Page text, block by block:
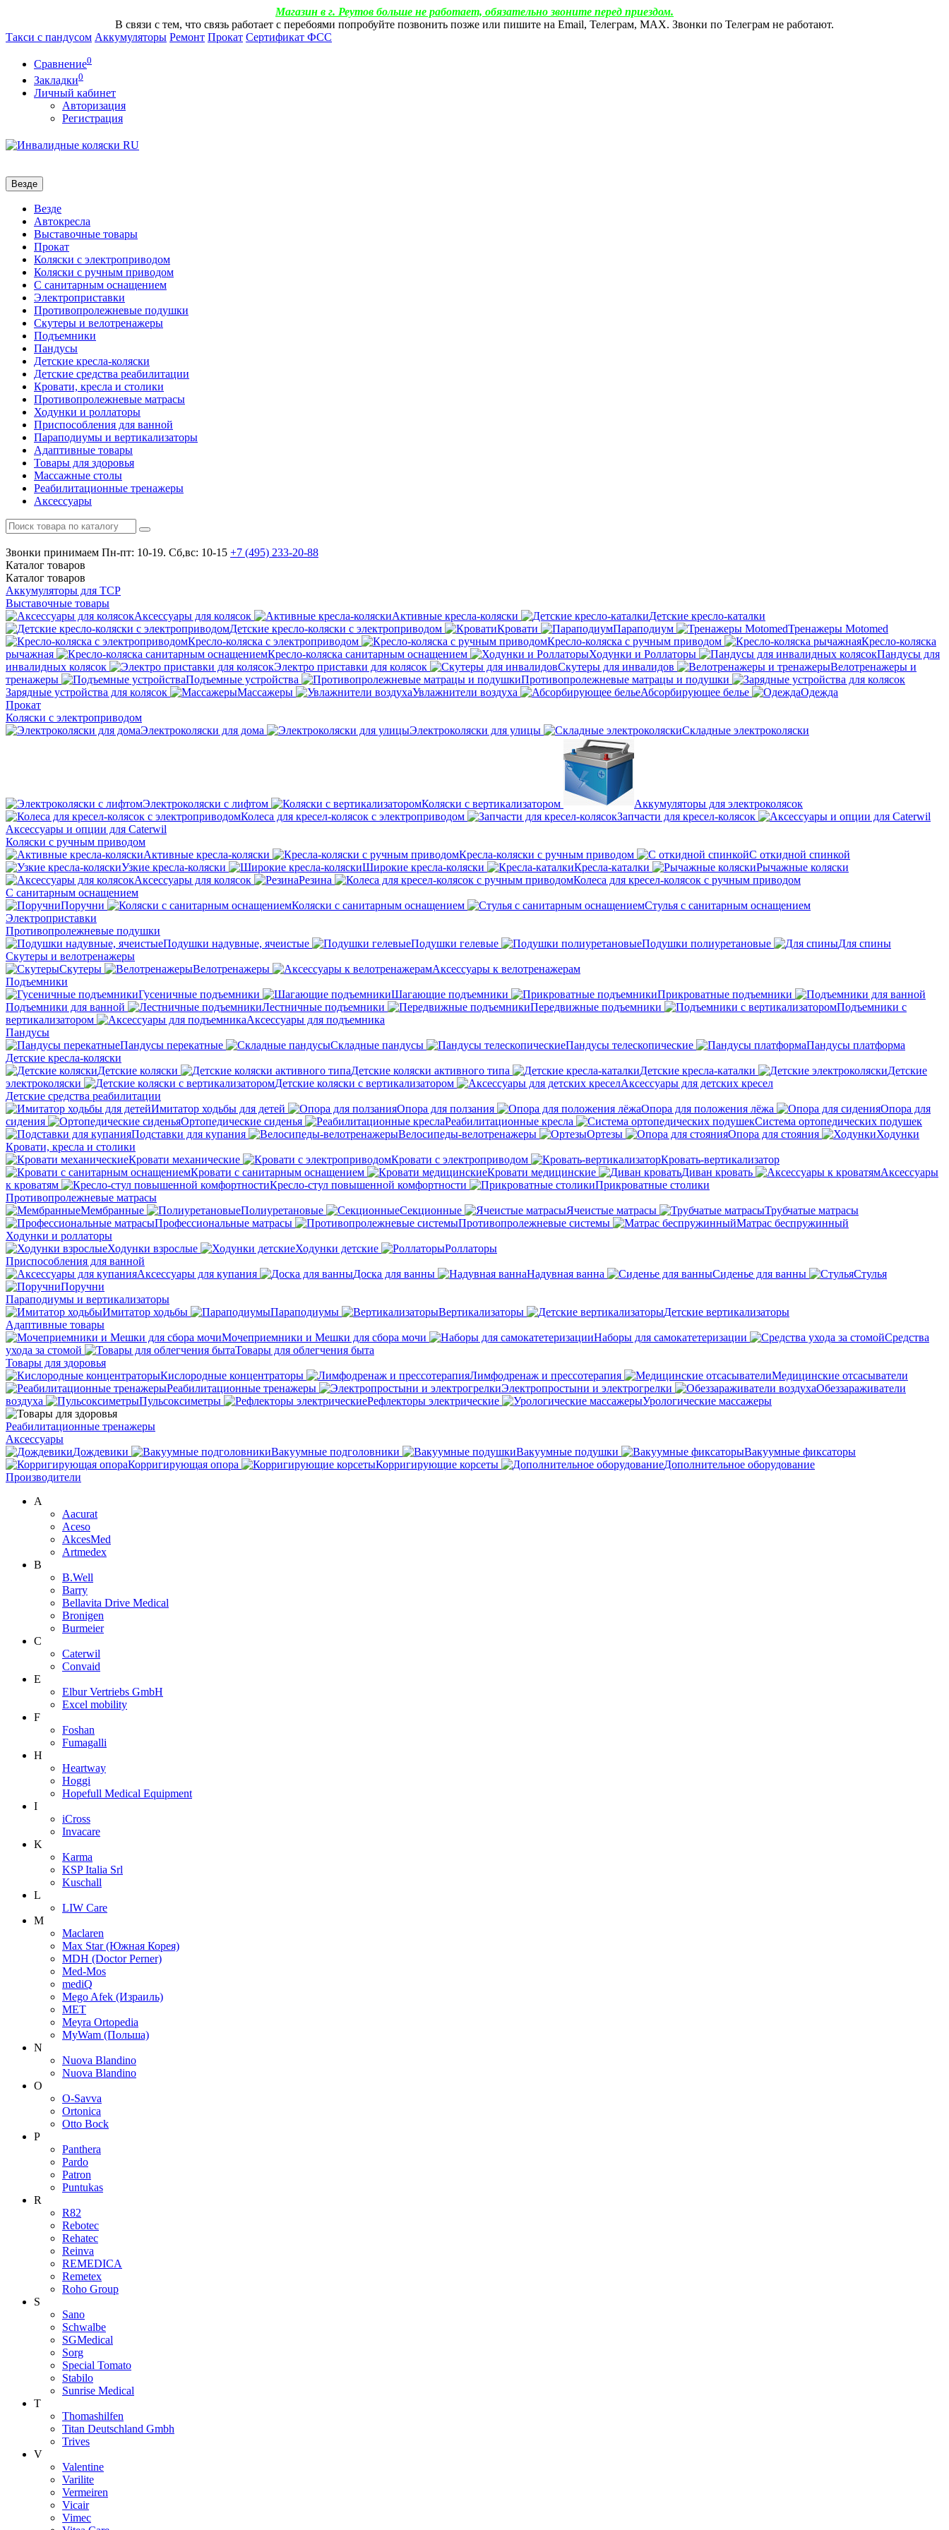
Магазин в г. Реутов больше не работает, обязательно звоните перед приездом.
В связи с тем, что связь работает с перебоями попробуйте позвонить позже или пишите на Email, Телеграм, МАХ. Звонки по Телеграм не работают.
Такси с пандусом Аккумуляторы Ремонт Прокат Сертификат ФСС
Сравнение0
Закладки0
Личный кабинет
Авторизация
Регистрация
Везде
Везде
Автокресла
Выставочные товары
Прокат
Коляски с электроприводом
Коляски с ручным приводом
С санитарным оснащением
Электроприставки
Противопролежневые подушки
Скутеры и велотренажеры
Подъемники
Пандусы
Детские кресла-коляски
Детские средства реабилитации
Кровати, кресла и столики
Противопролежневые матрасы
Ходунки и роллаторы
Приспособления для ванной
Параподиумы и вертикализаторы
Адаптивные товары
Товары для здоровья
Массажные столы
Реабилитационные тренажеры
Аксессуары
Звонки принимаем Пн-пт: 10-19. Сб,вс: 10-15 +7 (495) 233-20-88
Каталог товаров
Каталог товаров
Аккумуляторы для ТСР
Выставочные товары
Аксессуары для колясок
Активные кресла-коляски
Детские кресло-каталки
Детские кресло-коляски с электроприводом
Кровати Параподиум
Тренажеры Motomed
Кресло-коляска с электроприводом
Кресло-коляска с ручным приводом
Кресло-коляска
рычажная
Кресло-коляска санитарным оснащением Ходунки и Роллаторы
Пандусы для
инвалидных колясок
Электро приставки для колясок Скутеры для инвалидов
Велотренажеры и
тренажеры
Подъемные устройства
Противопролежневые матрацы и подушки
Зарядные устройства для колясок
Массажеры Увлажнители воздуха Абсорбирующее белье
Одежда
Прокат
Коляски с электроприводом
Электроколяски для дома
Электроколяски для улицы Складные электроколяски
Электроколяски с лифтом Коляски с вертикализатором
Аккумуляторы для электроколясок
Колеса для кресел-колясок с электроприводом
Запчасти для кресел-колясок
Аксессуары и опции для Caterwil
Коляски с ручным приводом
Активные кресла-коляски
Кресла-коляски с ручным приводом
С откидной спинкой
Узкие кресла-коляски
Широкие кресла-коляски Кресла-каталки
Рычажные коляски
Аксессуары для колясок
Резина
Колеса для кресел-колясок с ручным приводом
С санитарным оснащением
Поручни
Коляски с санитарным оснащением
Стулья с санитарным оснащением
Электроприставки
Противопролежневые подушки
Подушки надувные, ячеистые
Подушки гелевые Подушки полиуретановые
Для спины
Скутеры и велотренажеры
Скутеры
Велотренажеры
Аксессуары к велотренажерам
Подъемники
Гусеничные подъемники
Шагающие подъемники
Прикроватные подъемники
Подъемники для ванной
Лестничные подъемники Передвижные подъемники
Подъемники с
вертикализатором
Аксессуары для подъемника
Пандусы
Пандусы перекатные
Складные пандусы Пандусы телескопические
Пандусы платформа
Детские кресла-коляски
Детские коляски
Детские коляски активного типа Детские кресла-каталки
Детские
электроколяски
Детские коляски с вертикализатором
Аксессуары для детских кресел
Детские средства реабилитации
Имитатор ходьбы для детей
Опора для ползания Опора для положения лёжа
Опора для
сидения
Ортопедические сиденья Реабилитационные кресла
Система ортопедических подушек
Подставки для купания
Велосипеды-велотренажеры Ортезы Опора для стояния
Ходунки
Кровати, кресла и столики
Кровати механические
Кровати с электроприводом
Кровать-вертикализатор
Кровати с санитарным оснащением
Кровати медицинские Диван кровать
Аксессуары
к кроватям
Кресло-стул повышенной комфортности
Прикроватные столики
Противопролежневые матрасы
Мембранные
Полиуретановые Секционные Ячеистые матрасы
Трубчатые матрасы
Профессиональные матрасы
Противопролежневые системы
Матрас беспружинный
Ходунки и роллаторы
Ходунки взрослые
Ходунки детские
Роллаторы
Приспособления для ванной
Аксессуары для купания
Доска для ванны Надувная ванна Сиденье для ванны
Стулья
Поручни
Параподиумы и вертикализаторы
Имитатор ходьбы
Параподиумы Вертикализаторы
Детские вертикализаторы
Адаптивные товары
Мочеприемники и Мешки для сбора мочи
Наборы для самокатетеризации
Средства
ухода за стомой
Товары для облегчения быта
Товары для здоровья
Кислородные концентраторы
Лимфодренаж и прессотерапия
Медицинские отсасыватели
Реабилитационные тренажеры
Электропростыни и электрогрелки
Обеззараживатели
воздуха
Пульсоксиметры Рефлекторы электрические Урологические массажеры
Реабилитационные тренажеры
Аксессуары
Дождевики
Вакуумные подголовники Вакуумные подушки
Вакуумные фиксаторы
Корригирующая опора
Корригирующие корсеты
Дополнительное оборудование
Производители
A
Aacurat
Aceso
AkcesMed
Artmedex
B
B.Well
Barry
Bellavita Drive Medical
Bronigen
Burmeier
C
Caterwil
Convaid
E
Elbur Vertriebs GmbH
Excel mobility
F
Foshan
Fumagalli
H
Heartway
Hoggi
Hopefull Medical Equipment
I
iCross
Invacare
K
Karma
KSP Italia Srl
Kuschall
L
LIW Care
M
Maclaren
Max Star (Южная Корея)
MDH (Doctor Perner)
Med-Mos
mediQ
Mego Afek (Израиль)
MET
Meyra Ortopedia
MyWam (Польша)
N
Nuova Blandino
Nuova Blandino
O
O-Savva
Ortonica
Otto Bock
P
Panthera
Pardo
Patron
Puntukas
R
R82
Rebotec
Rehatec
Reinva
REMEDICA
Remetex
Roho Group
S
Sano
Schwalbe
SGMedical
Sorg
Special Tomato
Stabilo
Sunrise Medical
T
Thomashilfen
Titan Deutschland Gmbh
Trives
V
Valentine
Varilite
Vermeiren
Vicair
Vimec